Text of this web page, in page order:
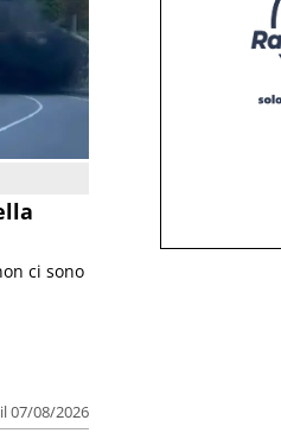
il 07/08/2026
ci sono